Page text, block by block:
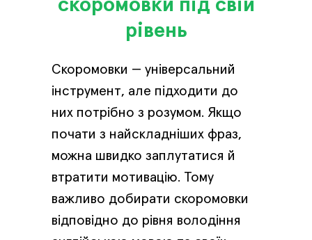
Скоромовки — універсальний
інструмент, але підходити до
них потрібно з розумом. Якщо
почати з найскладніших фраз,
можна швидко заплутатися й
втратити мотивацію. Тому
важливо добирати скоромовки
відповідно до рівня володіння
скоромовки під свій
рівень